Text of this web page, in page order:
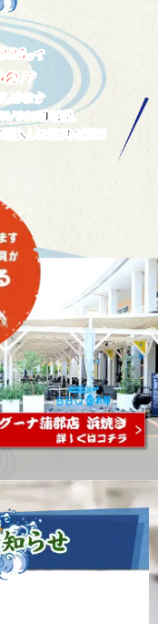
Ｑって
！？
しめます
！３６５日営業。
入した魚貝も焼け